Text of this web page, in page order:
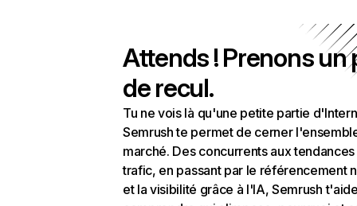
Attends ! Prenons un
de recul.
Tu ne vois là qu'une petite partie
Semrush te permet de cerner
marché. Des concurrents aux
trafic, en passant par le référencement
et la visibilité grâce à l'IA, Semrush